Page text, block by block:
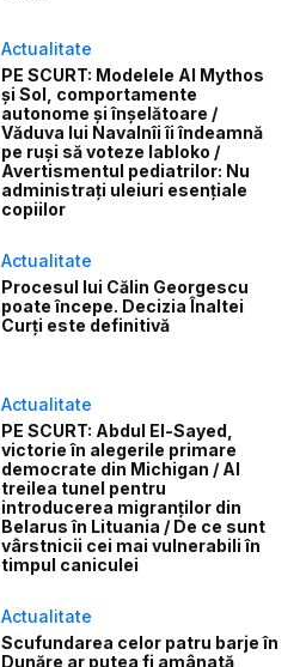
Actualitate
PE SCURT: Modelele AI Mythos
și Sol, comportamente
autonome și înșelătoare /
Văduva lui Navalnîi îi îndeamnă
pe ruși să voteze Iabloko /
Avertismentul pediatrilor: Nu
administrați uleiuri esențiale
copiilor
Actualitate
Procesul lui Călin Georgescu
poate începe. Decizia Înaltei
Curți este definitivă
Actualitate
PE SCURT: Abdul El-Sayed,
victorie în alegerile primare
democrate din Michigan / Al
treilea tunel pentru
introducerea migranților din
Belarus în Lituania / De ce sunt
vârstnicii cei mai vulnerabili în
timpul caniculei
Actualitate
Scufundarea celor patru barje în
Dunăre ar putea fi amânată